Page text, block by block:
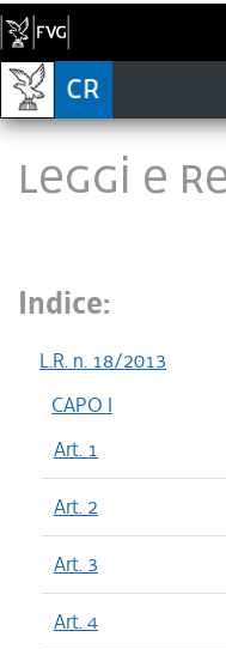
LEGGI E
Indice:
L.R. n. 18/2013
CAPO I
Art. 1
Art. 2
Art. 3
Art. 4